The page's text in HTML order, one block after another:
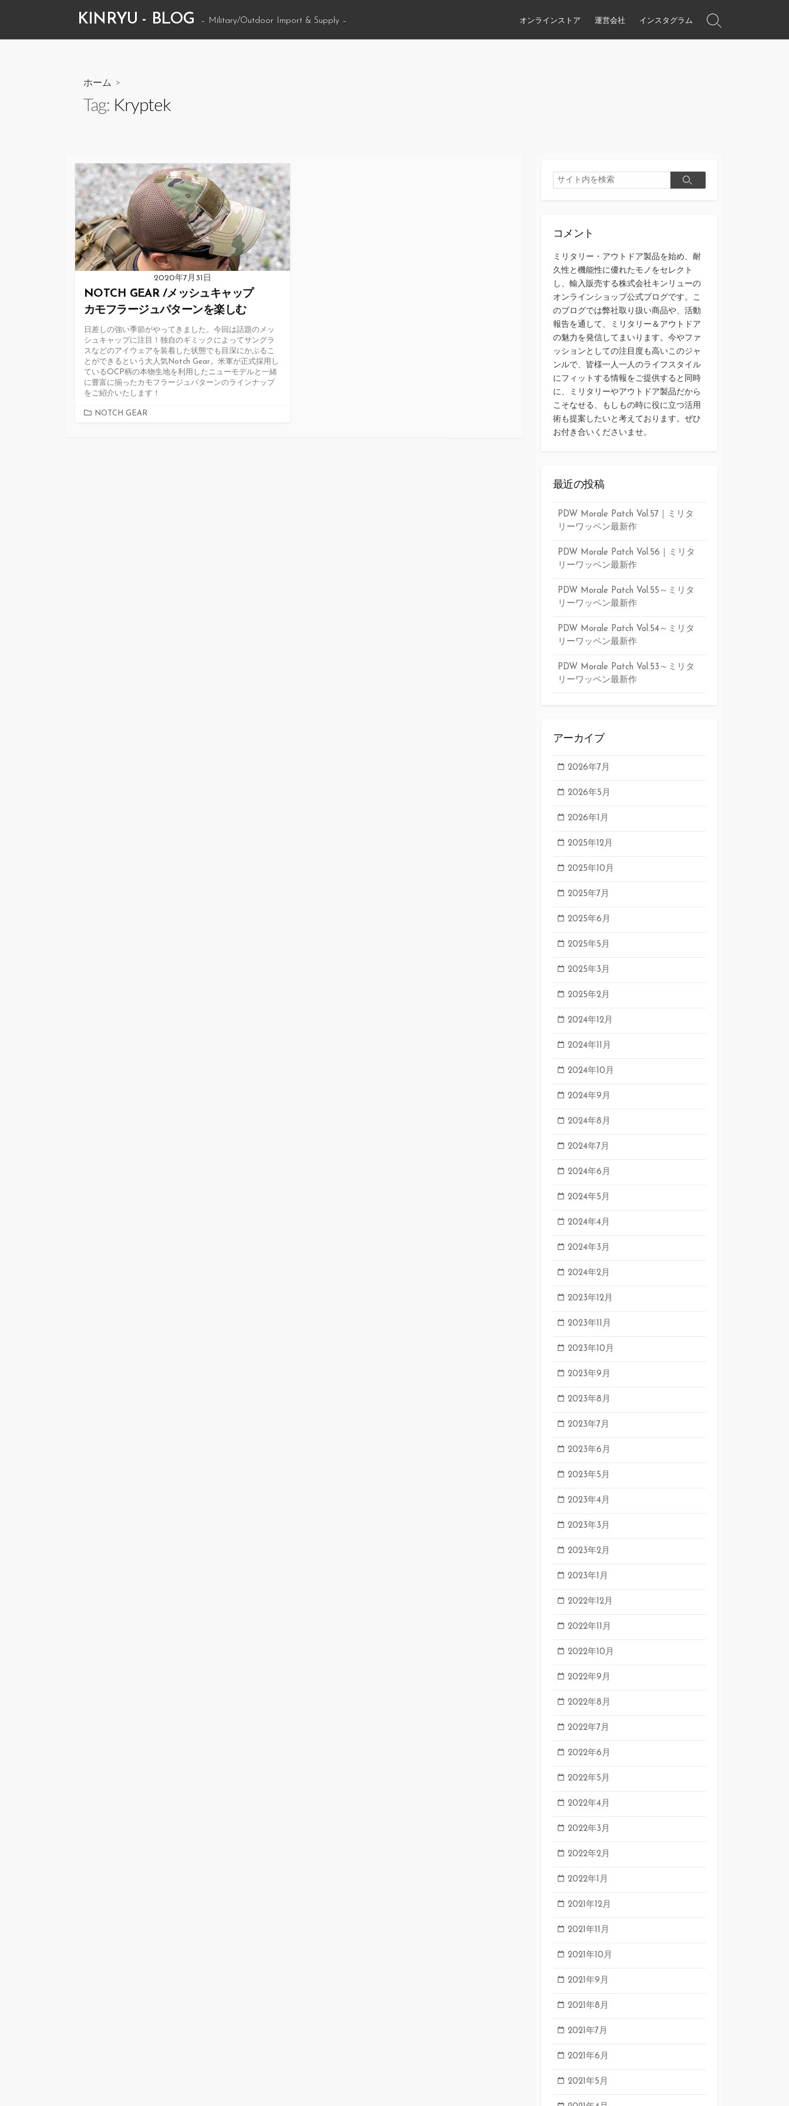
テ
KINRYU - BLOG – Military/Outdoor Import & Supply – オンラインストア 運営会社 インスタグラム
検
索
ホーム >
Tag: Kryptek
2020年7月31日
NOTCH GEAR /メッシュキャップ
カモフラージュパターンを楽しむ
日差しの強い季節がやってきました。今回は話題のメッ
シュキャップに注目！独自のギミックによってサングラ
スなどのアイウェアを装着した状態でも目深にかぶるこ
とができるという大人気Notch Gear。米軍が正式採用し
ているOCP柄の本物生地を利用したニューモデルと一緒
に豊富に揃ったカモフラージュパターンのラインナップ
をご紹介いたします！
カ
NOTCH GEAR
検
索
検
コメント
ミリタリー・アウトドア製品を始め、耐
久性と機能性に優れたモノをセレクト
し、輸入販売する株式会社キンリューの
オンラインショップ公式ブログです。こ
のブログでは弊社取り扱い商品や、活動
報告を通して、ミリタリー＆アウトドア
の魅力を発信してまいります。今やファ
ッションとしての注目度も高いこのジャ
ンルで、皆様一人一人のライフスタイル
にフィットする情報をご提供すると同時
に、ミリタリーやアウトドア製品だから
こそなせる、もしもの時に役に立つ活用
術も提案したいと考えております。ぜひ
お付き合いくださいませ。
最近の投稿
PDW Morale Patch Vol.57｜ミリタ
リーワッペン最新作
PDW Morale Patch Vol.56｜ミリタ
リーワッペン最新作
PDW Morale Patch Vol.55～ミリタ
リーワッペン最新作
PDW Morale Patch Vol.54～ミリタ
リーワッペン最新作
PDW Morale Patch Vol.53～ミリタ
リーワッペン最新作
アーカイブ
2026年7月
2026年5月
2026年1月
2025年12月
2025年10月
2025年7月
2025年6月
2025年5月
2025年3月
2025年2月
2024年12月
2024年11月
2024年10月
2024年9月
2024年8月
2024年7月
2024年6月
2024年5月
2024年4月
2024年3月
2024年2月
2023年12月
2023年11月
2023年10月
2023年9月
2023年8月
2023年7月
2023年6月
2023年5月
2023年4月
2023年3月
2023年2月
2023年1月
2022年12月
2022年11月
2022年10月
2022年9月
2022年8月
2022年7月
2022年6月
2022年5月
2022年4月
2022年3月
2022年2月
2022年1月
2021年12月
2021年11月
2021年10月
2021年9月
2021年8月
2021年7月
2021年6月
2021年5月